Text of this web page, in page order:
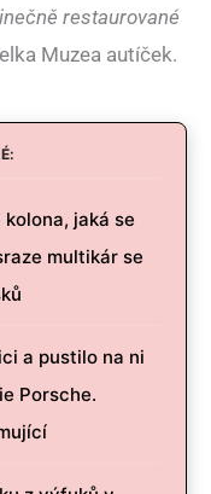
restaurované
Muzea autíček.
jaká se
multikár se
a pustilo na ni
Porsche.